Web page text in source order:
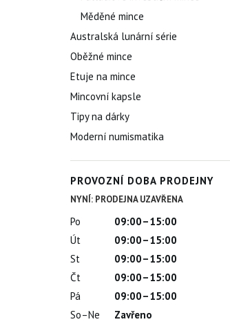
Měděné mince
Australská lunární série
Oběžné mince
Etuje na mince
Mincovní kapsle
Tipy na dárky
Moderní numismatika
PROVOZNÍ DOBA PRODEJNY
NYNÍ: PRODEJNA UZAVŘENA
Po
09:00–15:00
Út
09:00–15:00
St
09:00–15:00
Čt
09:00–15:00
Pá
09:00–15:00
So–Ne
Zavřeno